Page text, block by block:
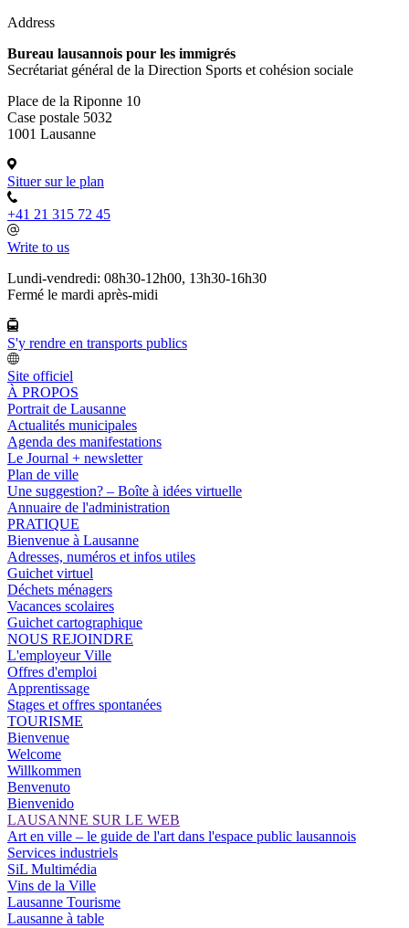
Address
Bureau lausannois pour les immigrés
Secrétariat général de la Direction Sports et cohésion sociale
Place de la Riponne 10
Case postale 5032
1001 Lausanne
Situer sur le plan
+41 21 315 72 45
Write to us
Lundi-vendredi: 08h30-12h00, 13h30-16h30
Fermé le mardi après-midi
S'y rendre en transports publics
Site officiel
À PROPOS
Portrait de Lausanne
Actualités municipales
Agenda des manifestations
Le Journal + newsletter
Plan de ville
Une suggestion? – Boîte à idées virtuelle
Annuaire de l'administration
PRATIQUE
Bienvenue à Lausanne
Adresses, numéros et infos utiles
Guichet virtuel
Déchets ménagers
Vacances scolaires
Guichet cartographique
NOUS REJOINDRE
L'employeur Ville
Offres d'emploi
Apprentissage
Stages et offres spontanées
TOURISME
Bienvenue
Welcome
Willkommen
Benvenuto
Bienvenido
LAUSANNE SUR LE WEB
Art en ville – le guide de l'art dans l'espace public lausannois
Services industriels
SiL Multimédia
Vins de la Ville
Lausanne Tourisme
Lausanne à table